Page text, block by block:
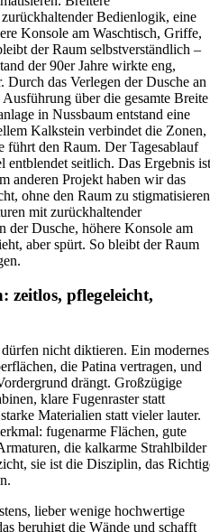
Bedienlogik, eine
Konsole am Waschtisch, Griffe,
der Raum selbstverständlich –
der 90er Jahre wirkte eng,
das Verlegen der Dusche an
über die gesamte Breite
in Nussbaum entstand eine
Kalkstein verbindet die Zonen,
führt den Raum. Der Tagesablauf
entblendet seitlich. Das Ergebnis ist
anderen Projekt haben wir das
ohne den Raum zu
mit zurückhaltender
Dusche, höhere Konsole am
aber spürt. So bleibt der Raum
zeitlos, pflegeleicht,
nicht diktieren. Ein modernes
die Patina vertragen, und
drängt. Großzügige
klare Fugenraster statt
Materialien statt vieler lauter.
fugenarme Flächen, gute
die kalkarme Strahlbilder
sie ist die Disziplin, das
lieber wenige hochwertige
beruhigt die Wände und schafft